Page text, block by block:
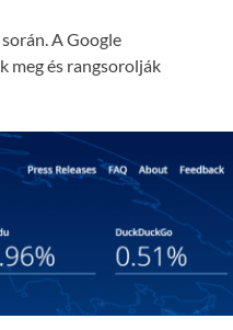
A Google
meg és rangsorolják